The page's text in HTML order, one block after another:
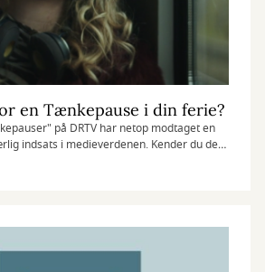
en Tænkepause i din ferie?
på DRTV har netop modtaget en
indsats i medieverdenen. Kender du den
Universitet?